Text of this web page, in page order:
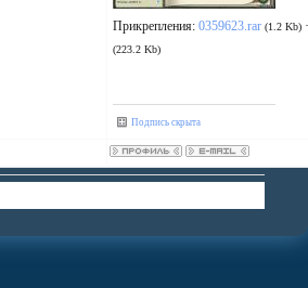
Прикрепления:0359623.rar (1.2 Kb)
(223.2 Kb)
Подпись скрыта